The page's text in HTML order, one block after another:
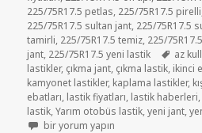
225/75R17.5 petlas, 225/75R17.5 pirelli
225/75R17.5 sultan jant, 225/75R17.5
tamirli, 225/75R17.5 temiz, 225/
jant, 225/75R17.5 yeni lastik az
lastikler, çıkma jant, çıkma lastik, ikinci
kamyonet lastikler, kaplama lastikler,
ebatları, lastik fiyatları, lastik haberleri,
lastik,Yarım otobüs lastik,yeni jant,
225-75R17.5 soğuk kaplama lastikler
bir yorum yapın